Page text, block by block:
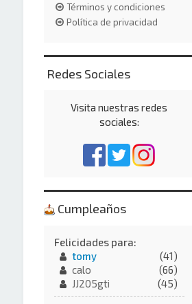
Términos y condiciones
Política de privacidad
Redes Sociales
Visita nuestras redes
sociales:
Cumpleaños
Felicidades para:
tomy
(41)
calo
(66)
JJ205gti
(45)